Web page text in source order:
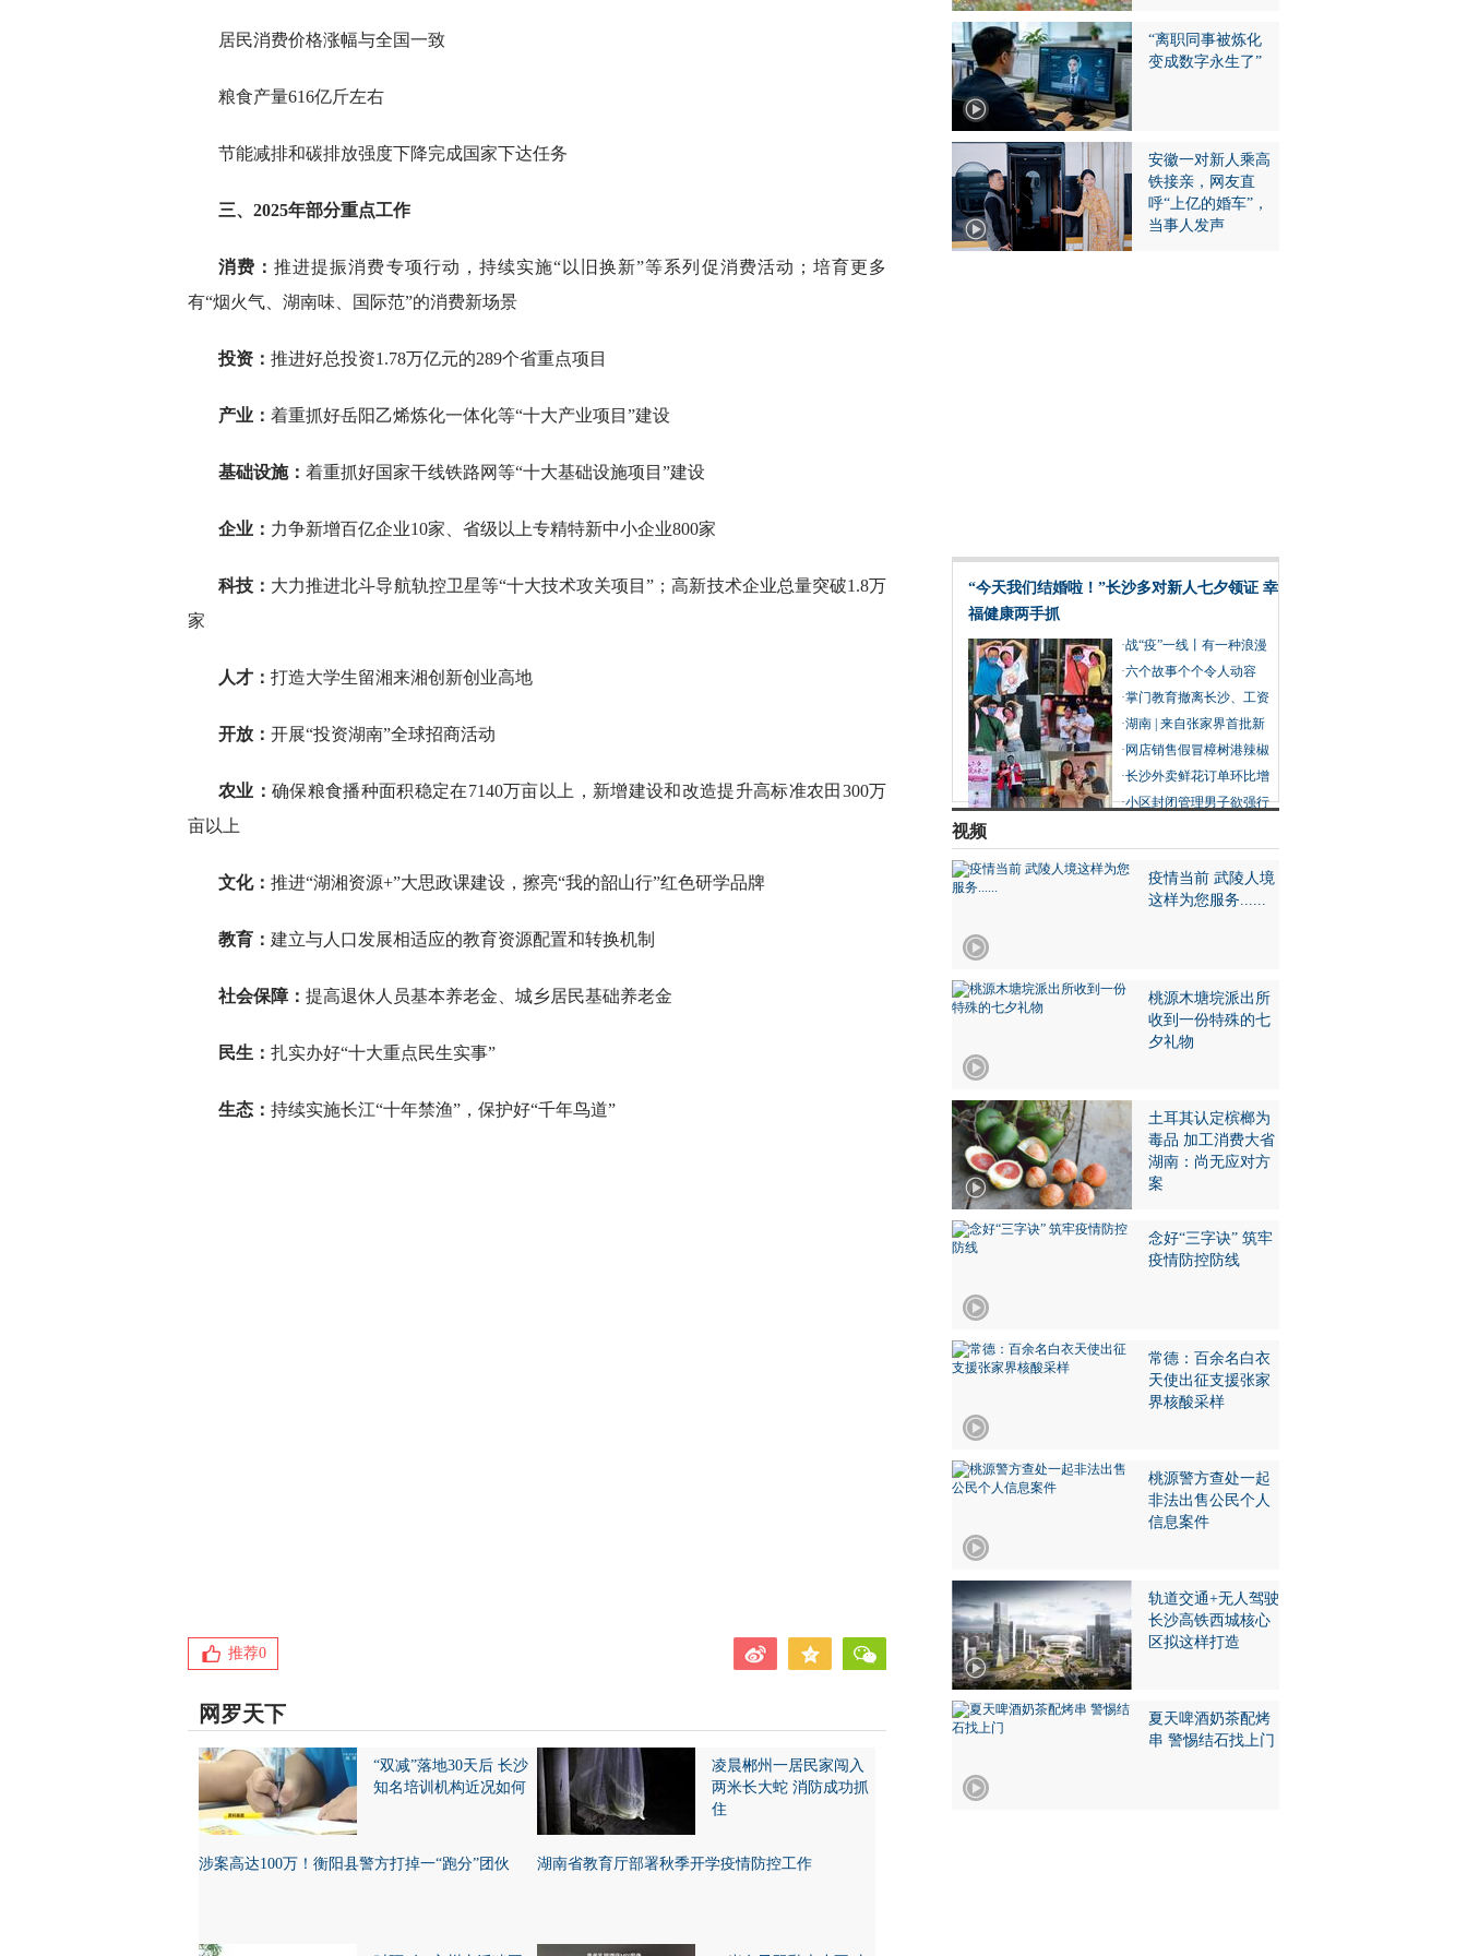
居民消费价格涨幅与全国一致
粮食产量616亿斤左右
节能减排和碳排放强度下降完成国家下达任务
三、2025年部分重点工作
消费：推进提振消费专项行动，持续实施“以旧换新”等系列促消费活动；培育更多
有“烟火气、湖南味、国际范”的消费新场景
投资： 推进好总投资1.78万亿元的289个省重点项目
产业： 着重抓好岳阳乙烯炼化一体化等“十大产业项目”建设
基础设施： 着重抓好国家干线铁路网等“十大基础设施项目”建设
企业： 力争新增百亿企业10家、省级以上专精特新中小企业800家
科技： 大力推进北斗导航轨控卫星等“十大技术攻关项目”；高新技术企业总量突破1.8万
家
人才： 打造大学生留湘来湘创新创业高地
开放： 开展“投资湖南”全球招商活动
农业：确保粮食播种面积稳定在7140万亩以上，新增建设和改造提升高标准农田300万
亩以上
文化： 推进“湖湘资源+”大思政课建设，擦亮“我的韶山行”红色研学品牌
教育： 建立与人口发展相适应的教育资源配置和转换机制
社会保障： 提高退休人员基本养老金、城乡居民基础养老金
民生： 扎实办好“十大重点民生实事”
生态： 持续实施长江“十年禁渔”，保护好“千年鸟道”
推荐0
网罗天下
“双减”落地30天后 长沙
知名培训机构近况如何
凌晨郴州一居民家闯入
两米长大蛇 消防成功抓
住
涉案高达100万！衡阳县警方打掉一“跑分”团伙 湖南省教育厅部署秋季开学疫情防控工作
“离职同事被炼化
变成数字永生了”
安徽一对新人乘高
铁接亲，网友直
呼“上亿的婚车”，
当事人发声
“今天我们结婚啦！”长沙多对新人七夕领证 幸
福健康两手抓
·战“疫”一线丨有一种浪漫
叫并肩作战
·六个故事个个令人动容
在“疫”线过七夕也分外浪
漫
·掌门教育撤离长沙、工资
赔偿没着落 创始人建议员
工重新谋职
·湖南 | 来自张家界首批新
冠肺炎康复患者的感谢信
· 网店销售假冒樟树港辣椒
被判赔 产业协会：假的近
20万亩
·长沙外卖鲜花订单环比增
长15倍 外卖送礼成90后七
·小区封闭管理男子欲强行
视频
疫情当前 武陵人境
这样为您服务......
桃源木塘垸派出所
收到一份特殊的七
夕礼物
土耳其认定槟榔为
毒品 加工消费大省
湖南：尚无应对方
案
念好“三字诀” 筑牢
疫情防控防线
常德：百余名白衣
天使出征支援张家
界核酸采样
桃源警方查处一起
非法出售公民个人
信息案件
轨道交通+无人驾驶
长沙高铁西城核心
区拟这样打造
夏天啤酒奶茶配烤
串 警惕结石找上门